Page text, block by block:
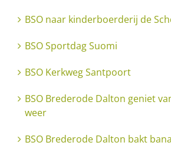
BSO naar kinderboerderij de
BSO Sportdag Suomi
BSO Kerkweg Santpoort
BSO Brederode Dalton geniet
weer
BSO Brederode Dalton bakt